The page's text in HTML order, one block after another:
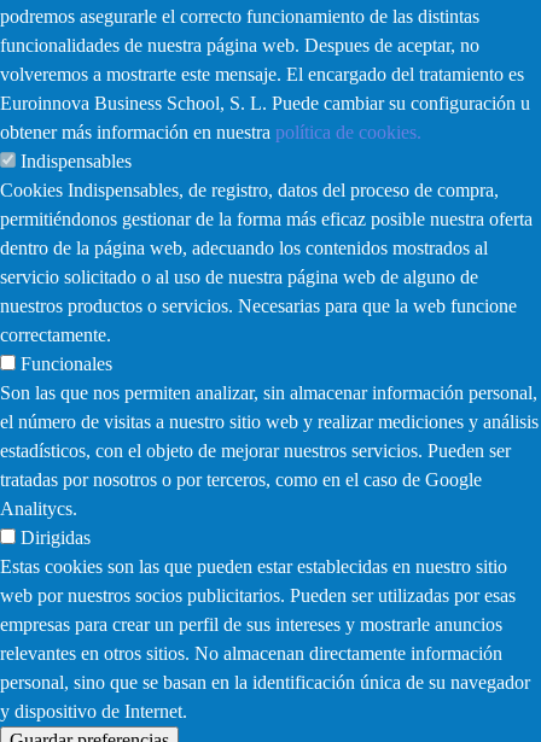
podremos asegurarle el correcto funcionamiento de las distintas
funcionalidades de nuestra página web. Despues de aceptar, no
volveremos a mostrarte este mensaje. El encargado del tratamiento es
Euroinnova Business School, S. L. Puede cambiar su configuración u
obtener más información en nuestra política de cookies.
Indispensables
Cookies Indispensables, de registro, datos del proceso de compra,
permitiéndonos gestionar de la forma más eficaz posible nuestra oferta
dentro de la página web, adecuando los contenidos mostrados al
servicio solicitado o al uso de nuestra página web de alguno de
nuestros productos o servicios. Necesarias para que la web funcione
correctamente.
Funcionales
Son las que nos permiten analizar, sin almacenar información personal,
el número de visitas a nuestro sitio web y realizar mediciones y análisis
estadísticos, con el objeto de mejorar nuestros servicios. Pueden ser
tratadas por nosotros o por terceros, como en el caso de Google
Analitycs.
Dirigidas
Estas cookies son las que pueden estar establecidas en nuestro sitio
web por nuestros socios publicitarios. Pueden ser utilizadas por esas
empresas para crear un perfil de sus intereses y mostrarle anuncios
relevantes en otros sitios. No almacenan directamente información
personal, sino que se basan en la identificación única de su navegador
y dispositivo de Internet.